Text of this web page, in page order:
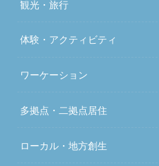
観光・旅行
体験・アクティビティ
ワーケーション
多拠点・二拠点居住
ローカル・地方創生